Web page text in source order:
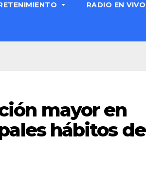
RADIO EN VIVO
mayor en
hábitos de